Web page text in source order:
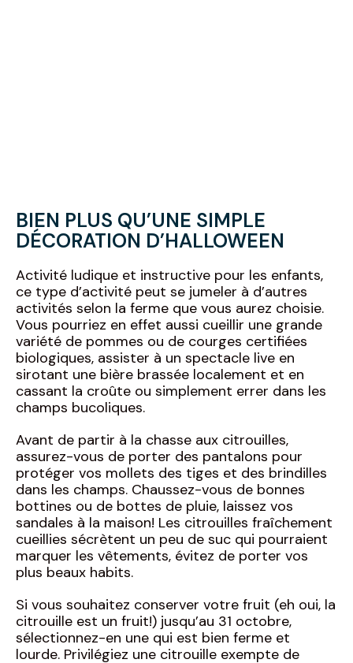
BIEN PLUS QU’UNE SIMPLE
DÉCORATION D’HALLOWEEN
Activité ludique et instructive pour les enfants,
ce type d’activité peut se jumeler à d’autres
activités selon la ferme que vous aurez choisie.
Vous pourriez en effet aussi cueillir une grande
variété de pommes ou de courges certifiées
biologiques, assister à un spectacle live en
sirotant une bière brassée localement et en
cassant la croûte ou simplement errer dans les
champs bucoliques.
Avant de partir à la chasse aux citrouilles,
assurez-vous de porter des pantalons pour
protéger vos mollets des tiges et des brindilles
dans les champs. Chaussez-vous de bonnes
bottines ou de bottes de pluie, laissez vos
sandales à la maison! Les citrouilles fraîchement
cueillies sécrètent un peu de suc qui pourraient
marquer les vêtements, évitez de porter vos
plus beaux habits.
Si vous souhaitez conserver votre fruit (eh oui, la
citrouille est un fruit!) jusqu’au 31 octobre,
sélectionnez-en une qui est bien ferme et
lourde. Privilégiez une citrouille exempte de